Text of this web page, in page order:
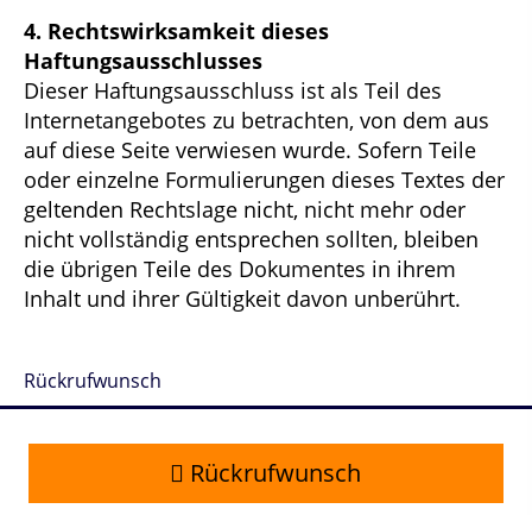
4. Rechtswirksamkeit dieses
Haftungsausschlusses
Dieser Haftungsausschluss ist als Teil des
Internetangebotes zu betrachten, von dem aus
auf diese Seite verwiesen wurde. Sofern Teile
oder einzelne Formulierungen dieses Textes der
geltenden Rechtslage nicht, nicht mehr oder
nicht vollständig entsprechen sollten, bleiben
die übrigen Teile des Dokumentes in ihrem
Inhalt und ihrer Gültigkeit davon unberührt.
Rückrufwunsch
Rückrufwunsch